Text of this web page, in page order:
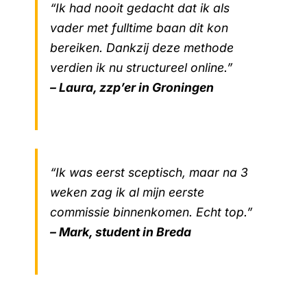
“Ik had nooit gedacht dat ik als
vader met fulltime baan dit kon
bereiken. Dankzij deze methode
verdien ik nu structureel online.”
– Laura, zzp’er in Groningen
“Ik was eerst sceptisch, maar na 3
weken zag ik al mijn eerste
commissie binnenkomen. Echt top.”
– Mark, student in Breda